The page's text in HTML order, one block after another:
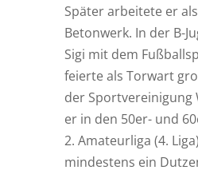
Später arbeitete er
Betonwerk. In der B-
Sigi mit dem
feierte als Torwart
der Sportvereinigung
er in den 50er- und
2. Amateurliga (4.
mindestens ein